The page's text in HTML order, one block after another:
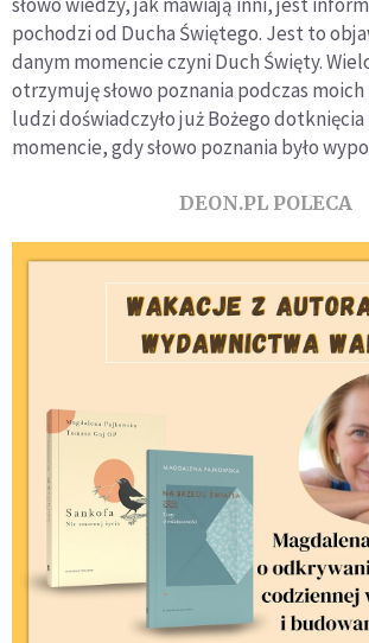
pochodzi od Ducha Świętego. Jest to
danym momencie czyni Duch Święty.
otrzymuję słowo poznania podczas moich
ludzi doświadczyło już Bożego
momencie, gdy słowo poznania było
DEON.PL POLECA